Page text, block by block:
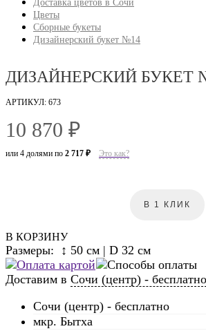
Доставка цветов в Сочи
Цветы
Сборные букеты
Дизайнерский букет №14
ДИЗАЙНЕРСКИЙ БУКЕТ
АРТИКУЛ: 673
10 870 ₽
или 4 долями по 2 717 ₽ Это как?
В КОРЗИНУ
В 1 КЛИК
Размеры: ↕ 50 см | D 32 см
Доставим в Сочи (центр) - бесплатно
Сочи (центр) - бесплатно
мкр. Бытха